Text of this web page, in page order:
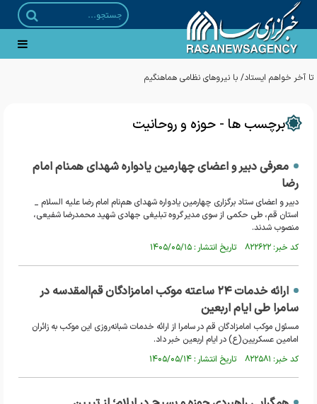
برچسب ها - حوزه و روحانیت
معرفی دبیر و اعضای چهارمین یادواره شهدای همنام امام
رضا
دبیر و اعضای ستاد برگزاری چهارمین یادواره شهدای هم‌نام امام رضا علیه السلام _
استان قم، طی حکمی از سوی مدیر گروه تبلیغی جهادی شهید محمدرضا شفیعی،
منصوب شدند.
کد خبر: ۸۲۲۶۲۲ تاریخ انتشار : ۱۴۰۵/۰۵/۱۵
ارائه خدمات ۲۴ ساعته موکب امامزادگان قم‌المقدسه در
سامرا طی ایام اربعین
مسئول موکب امامزادگان قم در سامرا از ارائه خدمات شبانه‌روزی این موکب به زائران
امامین عسکریین(ع) در ایام اربعین خبر داد.
کد خبر: ۸۲۲۵۸۱ تاریخ انتشار : ۱۴۰۵/۰۵/۱۴